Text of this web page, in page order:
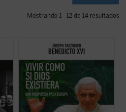
Mostrando 1 - 12 de 14 resultados
El propósito de este libro no es otro que
, tomando en serio lo que
tradición intelectual. Reúne textos de
Joseph Ratzinger/Benedicto XVI en torno a
un hilo conductor: su gran ...
(ver ficha)